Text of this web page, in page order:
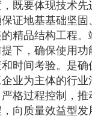
既要体现技术
证地基基础坚
精品结构工程
下，确保使用
时间考验。是
业为主体的行
格过程控制，
向质量效益型发